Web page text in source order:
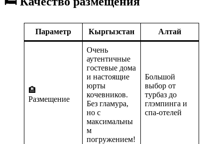
Параметр Кыргызстан Алтай
🏨
Размещение
Очень
аутентичные
гостевые дома
и настоящие
юрты
кочевников.
Без гламура,
но с
максимальны
м
погружением!
Большой
выбор от
турбаз до
глэмпинга и
спа-отелей